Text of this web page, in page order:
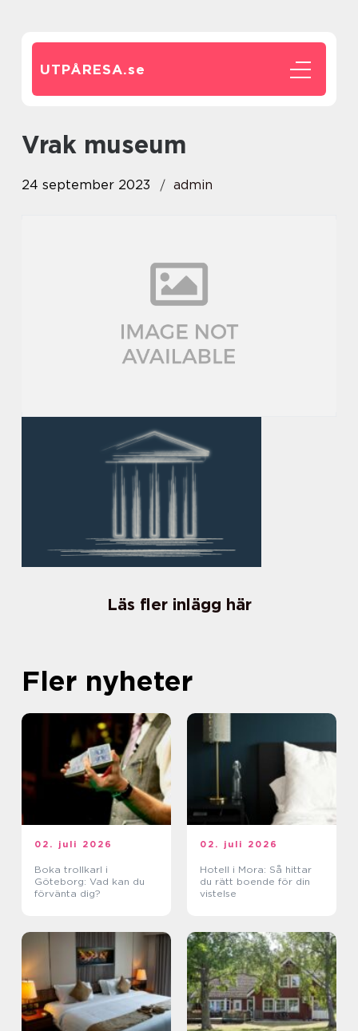
UTPÅRESA.se
vrak museum
24 september 2023 admin
Läs fler inlägg här
Fler nyheter
02. juli 2026
Boka trollkarl i
Göteborg: Vad kan du
förvänta dig?
02. juli 2026
Hotell i Mora: Så hittar
du rätt boende för din
vistelse